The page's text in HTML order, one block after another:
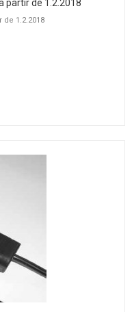
partir de 1.2.2018
1.2.2018